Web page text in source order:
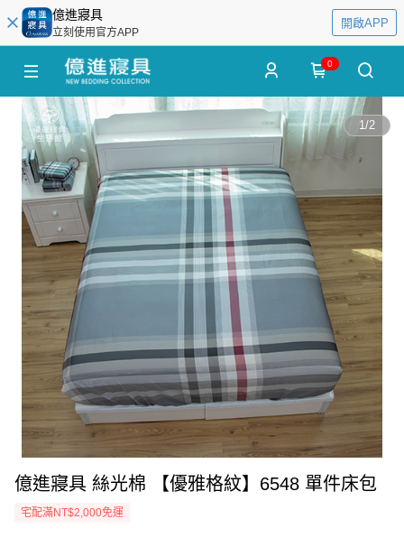
億進寢具
立刻使用官方APP
開啟APP
0
1/2
億進寢具 絲光棉 【優雅格紋】6548 單件床包
宅配滿NT$2,000免運